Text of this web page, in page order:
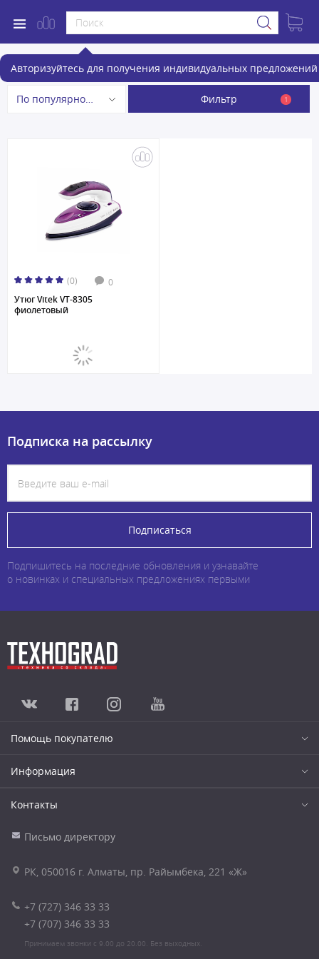
Авторизуйтесь для получения индивидуальных предложений
Утюги
По популярности Фильтр 1
(0) 0
Утюг Vitek VT-8305
фиолетовый
Подписка на рассылку
Подписаться
Подпишитесь на последние обновления и узнавайте
о новинках и специальных предложениях первыми
Помощь покупателю
Информация
Контакты
Письмо директору
РК, 050016 г. Алматы, пр. Райымбека, 221 «Ж»
+7 (727) 346 33 33
+7 (707) 346 33 33
Принимаем звонки с 9.00 до 20.00. Без выходных.